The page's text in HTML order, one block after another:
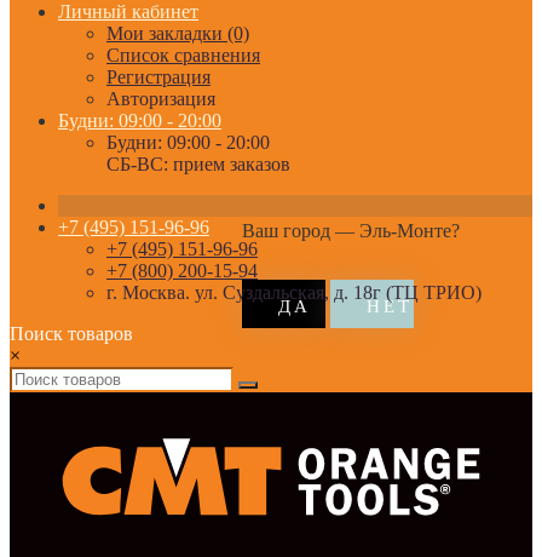
Личный кабинет
Мои закладки (0)
Список сравнения
Регистрация
Авторизация
Будни: 09:00 - 20:00
Будни: 09:00 - 20:00
СБ-ВС: прием заказов
Ваш город — Эль-Монте?
+7 (495) 151-96-96
+7 (495) 151-96-96
+7 (800) 200-15-94
г. Москва. ул. Суздальская, д. 18г (ТЦ ТРИО)
Поиск товаров
×